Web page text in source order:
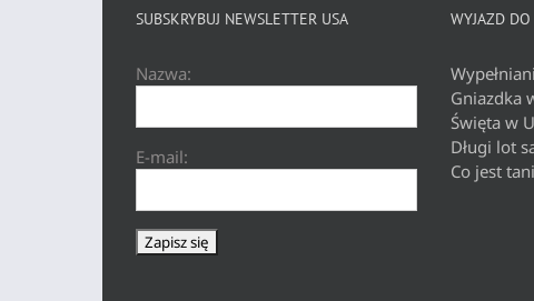
SUBSKRYBUJ NEWSLETTER USA
Nazwa:
E-mail:
WYJAZD
Gniazdka
Święta w
Długi lot
Co jest